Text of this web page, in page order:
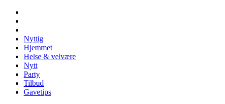
Nyttig
Hjemmet
Helse & velvære
Nytt
Party
Tilbud
Gavetips